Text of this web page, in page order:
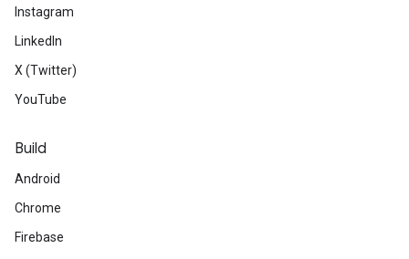
Instagram
LinkedIn
X (Twitter)
YouTube
Build
Android
Chrome
Firebase